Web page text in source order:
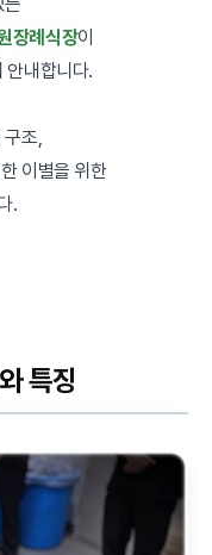
장례식장이
안내합니다.
조,
이별을 위한
.
특징